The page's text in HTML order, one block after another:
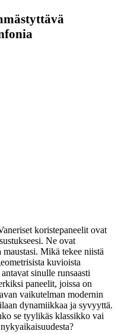
koristepaneelit ovat
Ne ovat
Mikä tekee niistä
kuvioista
sinulle runsaasti
paneelit, joissa on
vaikutelman modernin
dynamiikkaa ja syvyyttä.
se tyylikäs klassikko vai